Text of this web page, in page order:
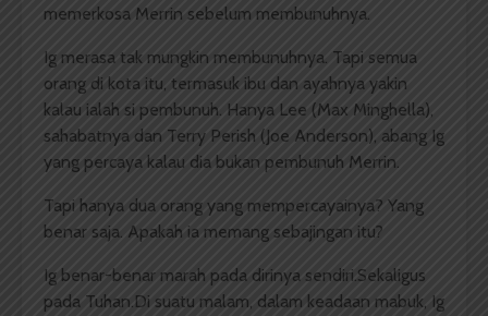
memerkosa Merrin sebelum membunuhnya.
Ig merasa tak mungkin membunuhnya. Tapi semua
orang di kota itu, termasuk ibu dan ayahnya yakin
kalau ialah si pembunuh. Hanya Lee (Max Minghella),
sahabatnya dan Terry Perish (Joe Anderson), abang Ig
yang percaya kalau dia bukan pembunuh Merrin.
Tapi hanya dua orang yang mempercayainya? Yang
benar saja. Apakah ia memang sebajingan itu?
Ig benar-benar marah pada dirinya sendiri.Sekaligus
pada Tuhan.Di suatu malam, dalam keadaan mabuk, Ig